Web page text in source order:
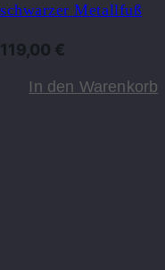
schwarzer Metallfuß
119,00 €
In den Warenkorb